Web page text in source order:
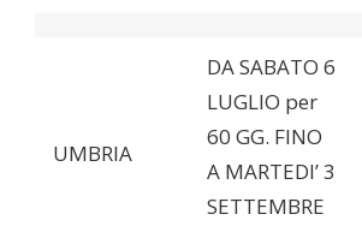
UMBRIA
DA SABATO 6
LUGLIO per
60 GG. FINO
A MARTEDI’ 3
SETTEMBRE